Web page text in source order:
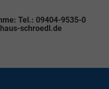
Tel.: 09404-9535-0
schroedl.de